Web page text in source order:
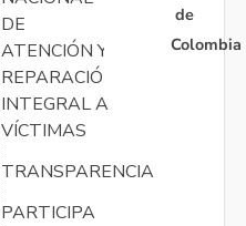
DE
ATENCIÓN Y
REPARACIÓN
INTEGRAL A
VÍCTIMAS
TRANSPARENCIA
PARTICIPA
de
Colombia